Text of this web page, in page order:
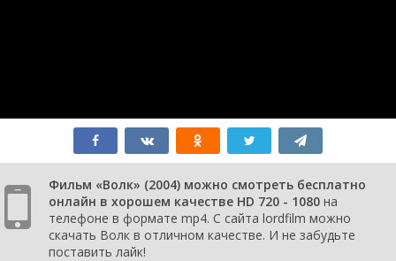
Фильм «Волк» (2004) можно смотреть бесплатно
онлайн в хорошем качестве HD 720 - 1080 на
телефоне в формате mp4. С сайта lordfilm можно
скачать Волк в отличном качестве. И не забудьте
поставить лайк!